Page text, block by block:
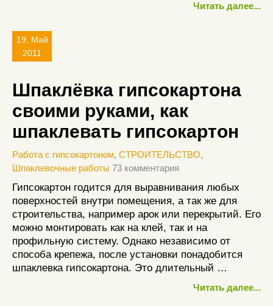
Читать далее...
19, Май
2011
Шпаклёвка гипсокартона
своими руками, как
шпаклевать гипсокартон
Работа с гипсокартоном, СТРОИТЕЛЬСТВО,
Шпаклевочные работы 73 комментария
Гипсокартон годится для выравнивания любых
поверхностей внутри помещения, а так же для
строительства, например арок или перекрытий. Его
можно монтировать как на клей, так и на
профильную систему. Однако независимо от
способа крепежа, после установки понадобится
шпаклевка гипсокартона. Это длительный …
Читать далее...